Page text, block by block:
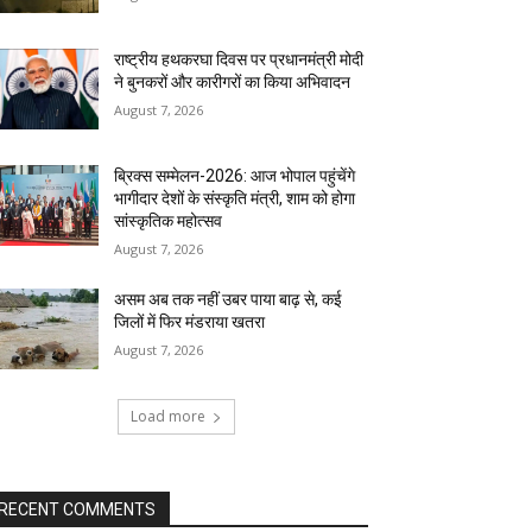
राष्ट्रीय हथकरघा दिवस पर प्रधानमंत्री मोदी
ने बुनकरों और कारीगरों का किया अभिवादन
August 7, 2026
ब्रिक्स सम्मेलन-2026: आज भोपाल पहुंचेंगे
भागीदार देशों के संस्कृति मंत्री, शाम को होगा
सांस्कृतिक महोत्सव
August 7, 2026
असम अब तक नहीं उबर पाया बाढ़ से, कई
जिलों में फिर मंडराया खतरा
August 7, 2026
Load more
COMMENTS